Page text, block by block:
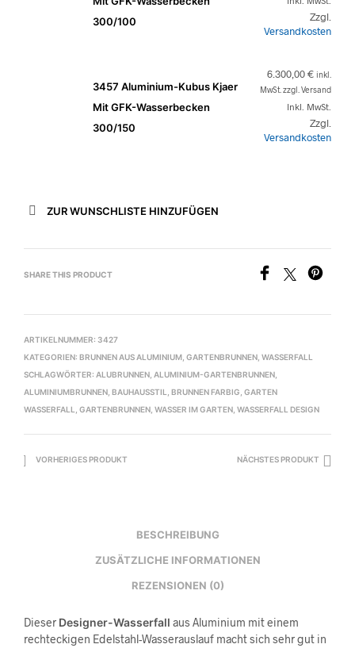
300/100
Zzgl.
Versandkosten
3457 Aluminium-Kubus Kjaer
Mit GFK-Wasserbecken
300/150
6.300,00€ inkl.
MwSt. zzgl. Versand
Inkl. MwSt.
Zzgl.
Versandkosten
ZUR WUNSCHLISTE HINZUFÜGEN
SHARE THIS PRODUCT
ARTIKELNUMMER: 3427
KATEGORIEN: BRUNNEN AUS ALUMINIUM GARTENBRUNNEN WASSERFALL
SCHLAGWÖRTER: ALUBRUNNEN ALUMINIUM-GARTENBRUNNEN
ALUMINIUMBRUNNEN BAUHAUSSTIL BRUNNEN FARBIG GARTEN
WASSERFALL
GARTENBRUNNEN WASSER IM GARTEN WASSERFALL DESIGN
VORHERIGES PRODUKT NÄCHSTES PRODUKT
BESCHREIBUNG
ZUSÄTZLICHE INFORMATIONEN
REZENSIONEN (0)
Dieser Designer-Wasserfall aus Aluminium mit einem
rechteckigen Edelstahl-Wasserauslauf macht sich sehr gut in